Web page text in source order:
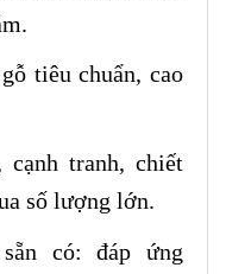
tiêu chuẩn, cao
tranh, chiết
số lượng lớn.
có: đáp ứng